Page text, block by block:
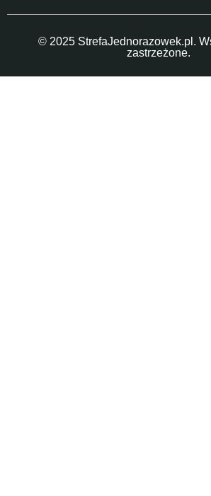
© 2025 StrefaJednorazowek.pl.
zastrzeżone.